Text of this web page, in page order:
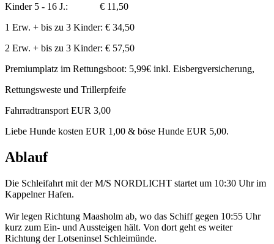
Kinder 5 - 16 J.: € 11,50
1 Erw. + bis zu 3 Kinder: € 34,50
2 Erw. + bis zu 3 Kinder: € 57,50
Premiumplatz im Rettungsboot: 5,99€ inkl. Eisbergversicherung,
Rettungsweste und Trillerpfeife
Fahrradtransport EUR 3,00
Liebe Hunde kosten EUR 1,00 & böse Hunde EUR 5,00.
Ablauf
Die Schleifahrt mit der M/S NORDLICHT startet um 10:30 Uhr im
Kappelner Hafen.
Wir legen Richtung Maasholm ab, wo das Schiff gegen 10:55 Uhr
kurz zum Ein- und Aussteigen hält. Von dort geht es weiter
Richtung der Lotseninsel Schleimünde.